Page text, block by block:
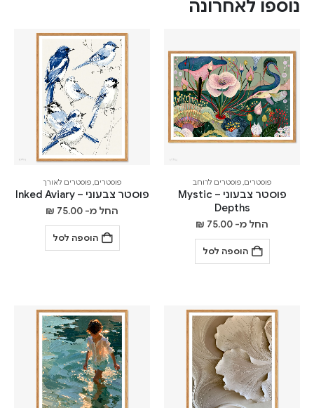
נוספו לאחרונה
פוסטרים,פוסטרים לרוחב
פוסטר צבעוני – Mystic
Depths
החל מ- ₪ 75.00
הוספה לסל
פוסטרים,פוסטרים לאורך
פוסטר צבעוני – Inked Aviary
החל מ- ₪ 75.00
הוספה לסל